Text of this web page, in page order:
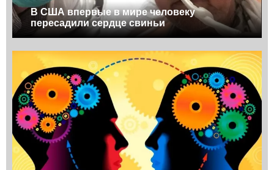
В США впервые в мире человеку
пересадили сердце свиньи